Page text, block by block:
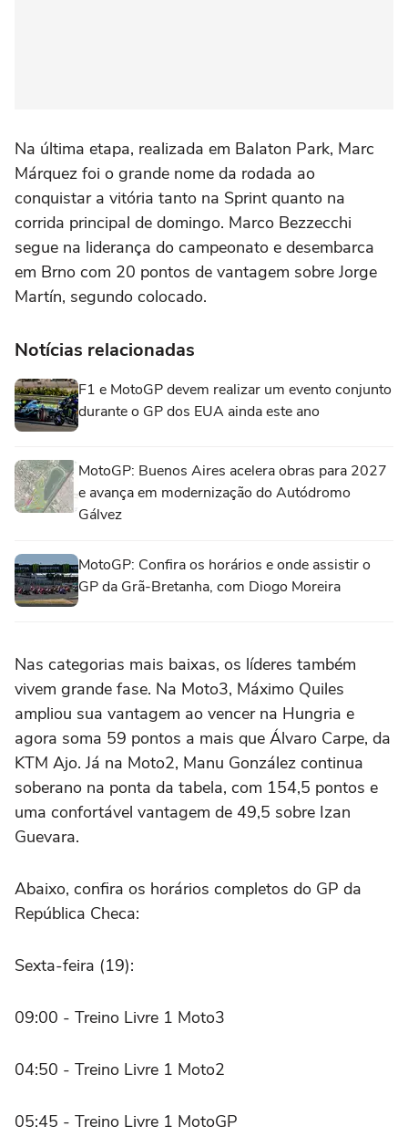
Na última etapa, realizada em Balaton Park, Marc
Márquez foi o grande nome da rodada ao
conquistar a vitória tanto na Sprint quanto na
corrida principal de domingo. Marco Bezzecchi
segue na liderança do campeonato e desembarca
em Brno com 20 pontos de vantagem sobre Jorge
Martín, segundo colocado.
Notícias relacionadas
F1 e MotoGP devem realizar um evento conjunto
durante o GP dos EUA ainda este ano
MotoGP: Buenos Aires acelera obras para 2027
e avança em modernização do Autódromo
Gálvez
MotoGP: Confira os horários e onde assistir o
GP da Grã-Bretanha, com Diogo Moreira
Nas categorias mais baixas, os líderes também
vivem grande fase. Na Moto3, Máximo Quiles
ampliou sua vantagem ao vencer na Hungria e
agora soma 59 pontos a mais que Álvaro Carpe, da
KTM Ajo. Já na Moto2, Manu González continua
soberano na ponta da tabela, com 154,5 pontos e
uma confortável vantagem de 49,5 sobre Izan
Guevara.
Abaixo, confira os horários completos do GP da
República Checa:
Sexta-feira (19):
09:00 - Treino Livre 1 Moto3
04:50 - Treino Livre 1 Moto2
05:45 - Treino Livre 1 MotoGP